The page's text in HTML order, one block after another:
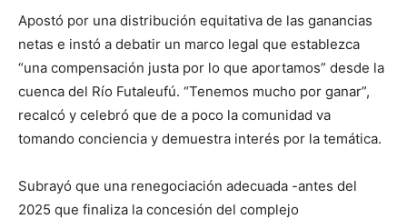
Apostó por una distribución equitativa de las ganancias
netas e instó a debatir un marco legal que establezca
“una compensación justa por lo que aportamos” desde la
cuenca del Río Futaleufú. “Tenemos mucho por ganar”,
recalcó y celebró que de a poco la comunidad va
tomando conciencia y demuestra interés por la temática.
Subrayó que una renegociación adecuada -antes del
2025 que finaliza la concesión del complejo